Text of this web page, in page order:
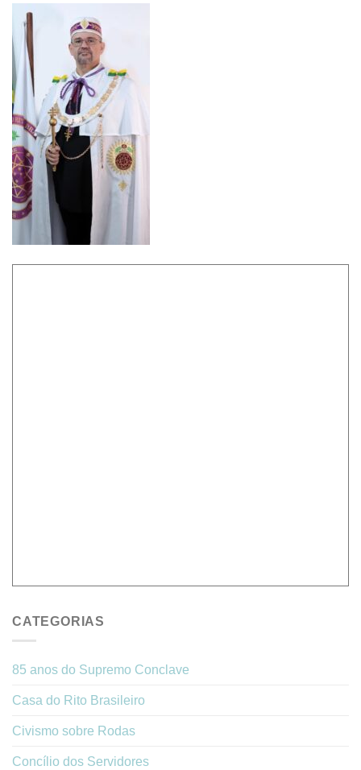
CATEGORIAS
85 anos do Supremo Conclave
Casa do Rito Brasileiro
Civismo sobre Rodas
Concílio dos Servidores